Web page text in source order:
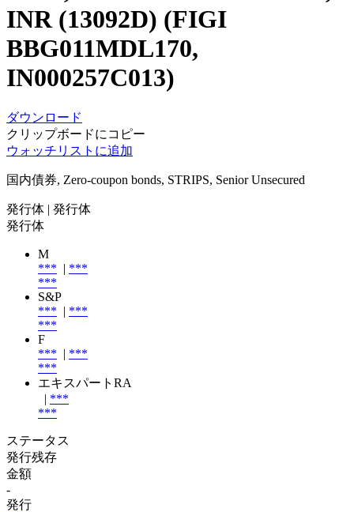
INR (13092D) (FIGI
BBG011MDL170,
IN000257C013)
ダウンロード
クリップボードにコピー
ウォッチリストに追加
国内債券, Zero-coupon bonds, STRIPS, Senior Unsecured
発行体 | 発行体
発行体
M
*** | ***
***
S&P
*** | ***
***
F
*** | ***
***
エキスパートRA
| ***
***
ステータス
発行残存
金額
-
発行